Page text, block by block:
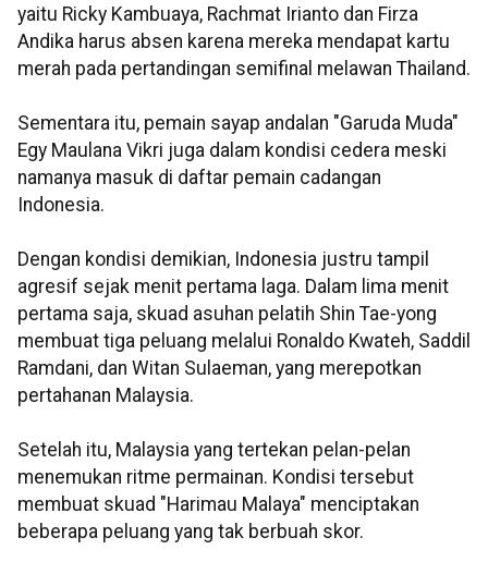
yaitu Ricky Kambuaya, Rachmat Irianto dan Firza
Andika harus absen karena mereka mendapat kartu
merah pada pertandingan semifinal melawan Thailand.
Sementara itu, pemain sayap andalan "Garuda Muda"
Egy Maulana Vikri juga dalam kondisi cedera meski
namanya masuk di daftar pemain cadangan
Indonesia.
Dengan kondisi demikian, Indonesia justru tampil
agresif sejak menit pertama laga. Dalam lima menit
pertama saja, skuad asuhan pelatih Shin Tae-yong
membuat tiga peluang melalui Ronaldo Kwateh, Saddil
Ramdani, dan Witan Sulaeman, yang merepotkan
pertahanan Malaysia.
Setelah itu, Malaysia yang tertekan pelan-pelan
menemukan ritme permainan. Kondisi tersebut
membuat skuad "Harimau Malaya" menciptakan
beberapa peluang yang tak berbuah skor.